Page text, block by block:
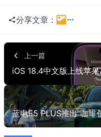
分享文章：
一
QQ
贴吧
有道
上一篇